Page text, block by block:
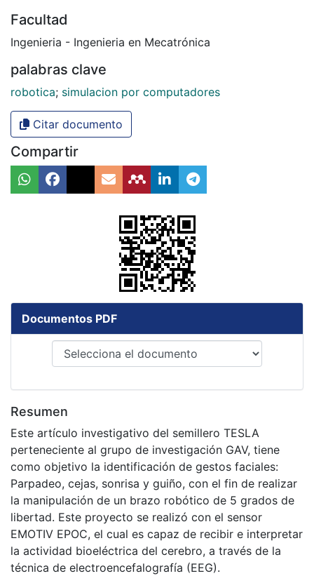
Facultad
Ingenieria - Ingenieria en Mecatrónica
palabras clave
robotica; simulacion por computadores
Citar documento
Compartir
Documentos PDF
Resumen
Este artículo investigativo del semillero TESLA
perteneciente al grupo de investigación GAV, tiene
como objetivo la identificación de gestos faciales:
Parpadeo, cejas, sonrisa y guiño, con el fin de realizar
la manipulación de un brazo robótico de 5 grados de
libertad. Este proyecto se realizó con el sensor
EMOTIV EPOC, el cual es capaz de recibir e interpretar
la actividad bioeléctrica del cerebro, a través de la
técnica de electroencefalografía (EEG).